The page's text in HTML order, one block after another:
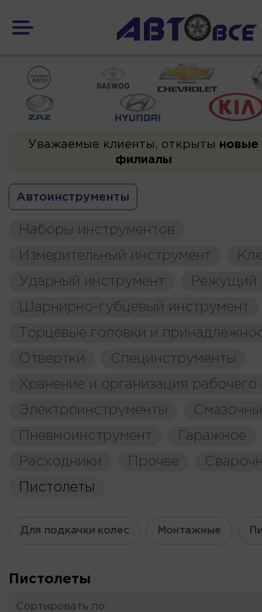
Уважаемые клиенты, открыты новые
филиалы
Автоинструменты
Наборы инструментов
Измерительный инструмент
Ударный инструмент
Режущий
Шарнирно-губцевый инструмент
Торцевые головки и
Отвертки
Специнструменты
Хранение и организация рабочего
Электроинструменты
Пневмоинструмент
Гаражное
Расходники
Прочее
Пистолеты
Для подкачки колес Монтажные
Пистолеты
Сортировать по: